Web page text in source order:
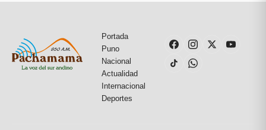
Portada
Puno
Nacional
Actualidad
Internacional
Deportes